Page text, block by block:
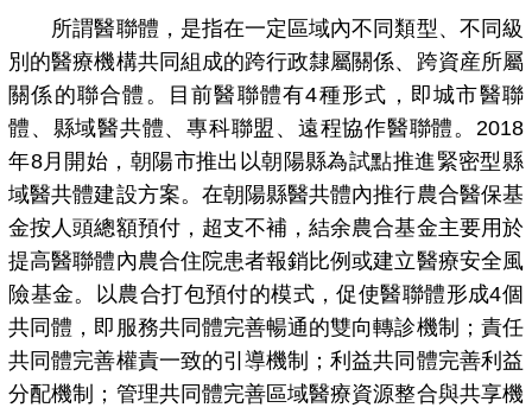
所謂醫聯體，是指在一定區域內不同類型、不同級
別的醫療機構共同組成的跨行政隸屬關係、跨資産所屬
關係的聯合體。目前醫聯體有4種形式，即城市醫聯
體、縣域醫共體、專科聯盟、遠程協作醫聯體。2018
年8月開始，朝陽市推出以朝陽縣為試點推進緊密型縣
域醫共體建設方案。在朝陽縣醫共體內推行農合醫保基
金按人頭總額預付，超支不補，結余農合基金主要用於
提高醫聯體內農合住院患者報銷比例或建立醫療安全風
險基金。以農合打包預付的模式，促使醫聯體形成4個
共同體，即服務共同體完善暢通的雙向轉診機制；責任
共同體完善權責一致的引導機制；利益共同體完善利益
分配機制；管理共同體完善區域醫療資源整合與共享機